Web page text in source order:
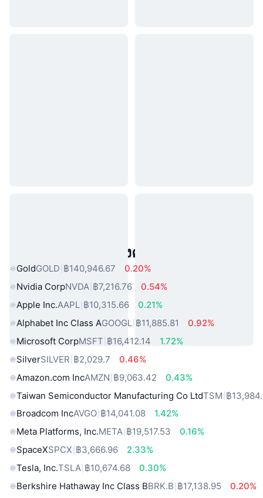
สินทรัพย์ในโลกแห่งความจริงยอดนิยม
GoldGOLD ฿140,946.67
0.20%
Nvidia CorpNVDA ฿7,216.76
0.54%
Apple Inc.AAPL ฿10,315.66
0.21%
Alphabet Inc Class AGOOGL ฿11,885.81
0.92%
Microsoft CorpMSFT ฿16,412.14
1.72%
SilverSILVER ฿2,029.7
0.46%
Amazon.com IncAMZN ฿9,063.42
0.43%
Taiwan Semiconductor Manufacturing Co LtdTSM ฿
Broadcom IncAVGO ฿14,041.08
1.42%
Meta Platforms, Inc.META ฿19,517.53
0.16%
SpaceXSPCX ฿3,666.96
2.33%
Tesla, Inc.TSLA ฿10,674.68
0.30%
Berkshire Hathaway Inc Class BBRK.B ฿17,138.95
0.20%